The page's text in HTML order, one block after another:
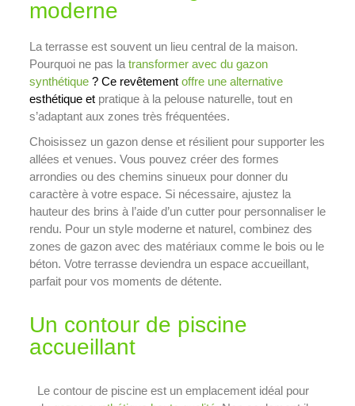
moderne
La terrasse est souvent un lieu central de la maison.
Pourquoi ne pas la transformer avec du gazon
synthétique? Ce revêtement offre une alternative
esthétique etpratique à la pelouse naturelle, tout en
s’adaptant aux zones très fréquentées.
Choisissez un gazon dense et résilient pour supporter les
allées et venues. Vous pouvez créer des formes
arrondies ou des chemins sinueux pour donner du
caractère à votre espace. Si nécessaire, ajustez la
hauteur des brins à l’aide d’un cutter pour personnaliser le
rendu. Pour un style moderne et naturel, combinez des
zones de gazon avec des matériaux comme le bois ou le
béton. Votre terrasse deviendra un espace accueillant,
parfait pour vos moments de détente.
Un contour de piscine
accueillant
Le contour de piscine est un emplacement idéal pour